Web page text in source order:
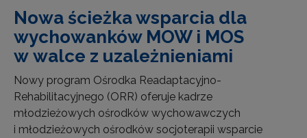
Nowa ścieżka wsparcia dla
wychowanków MOW i MOS
w walce z uzależnieniami
Nowy program Ośrodka Readaptacyjno-
Rehabilitacyjnego (ORR) oferuje kadrze
młodzieżowych ośrodków wychowawczych
i młodzieżowych ośrodków socjoterapii wsparcie